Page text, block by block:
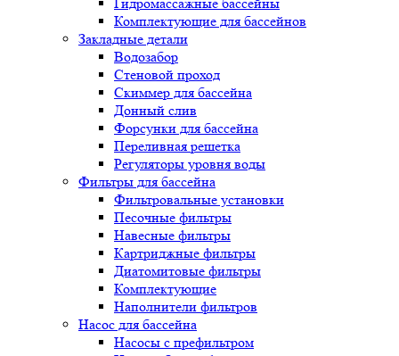
Комплектующие для бассейнов
Закладные детали
Водозабор
Стеновой проход
Скиммер для бассейна
Донный слив
Форсунки для бассейна
Переливная решетка
Регуляторы уровня воды
Фильтры для бассейна
Фильтровальные установки
Песочные фильтры
Навесные фильтры
Картриджные фильтры
Диатомитовые фильтры
Комплектующие
Наполнители фильтров
Насос для бассейна
Насосы с префильтром